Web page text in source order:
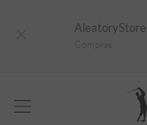
AleatoryStore